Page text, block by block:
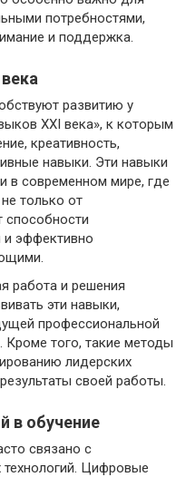
потребностями,
и поддержка.
развитию у
XXI века», к которым
креативность,
навыки. Эти навыки
в современном мире, где
только от
способности
и эффективно
работа и решения
эти навыки,
профессиональной
того, такие методы
лидерских
своей работы.
в обучение
связано с
Цифровые